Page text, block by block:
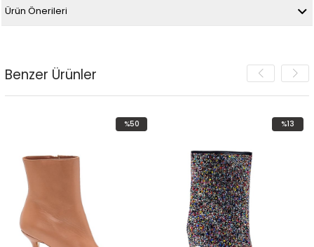
Ürün Önerileri
Benzer Ürünler
%50
%13